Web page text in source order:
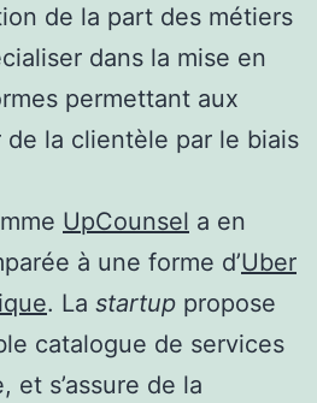
de la part des métiers
dans la mise en
permettant aux
de la clientèle par le biais
UpCounsel a en
à une forme d’Uber
. La startup propose
catalogue de services
et s’assure de la